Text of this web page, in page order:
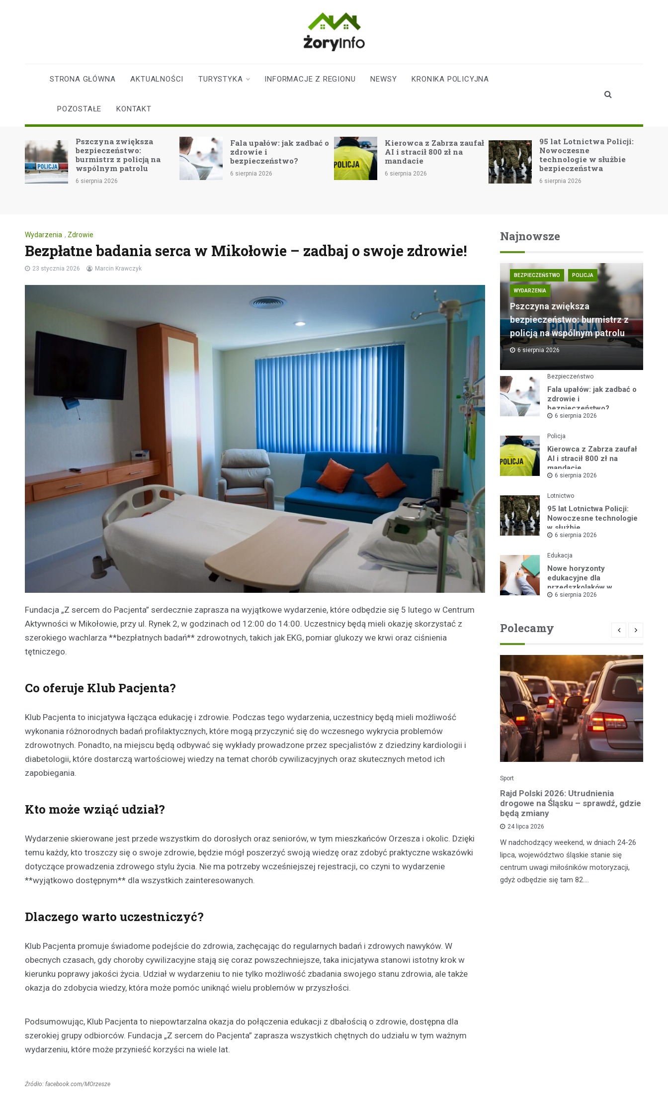
mieszkańców
Żor
STRONA GŁÓWNA AKTUALNOŚCI TURYSTYKA INFORMACJE Z REGIONU NEWSY KRONIKA POLICYJNA
POZOSTAŁE KONTAKT
Pszczyna zwiększa
bezpieczeństwo:
burmistrz z policją na
wspólnym patrolu
6 sierpnia 2026
Fala upałów: jak zadbać o
zdrowie i
bezpieczeństwo?
6 sierpnia 2026
Kierowca z Zabrza zaufał
AI i stracił 800 zł na
mandacie
6 sierpnia 2026
95 lat Lotnictwa Policji:
Nowoczesne
technologie w służbie
bezpieczeństwa
6 sierpnia 2026
Wydarzenia , Zdrowie
Bezpłatne badania serca w Mikołowie – zadbaj o swoje zdrowie!
23 stycznia 2026 Marcin Krawczyk
Fundacja „Z sercem do Pacjenta” serdecznie zaprasza na wyjątkowe wydarzenie, które odbędzie się 5 lutego w Centrum
Aktywności w Mikołowie, przy ul. Rynek 2, w godzinach od 12:00 do 14:00. Uczestnicy będą mieli okazję skorzystać z
szerokiego wachlarza **bezpłatnych badań** zdrowotnych, takich jak EKG, pomiar glukozy we krwi oraz ciśnienia
tętniczego.
Co oferuje Klub Pacjenta?
Klub Pacjenta to inicjatywa łącząca edukację i zdrowie. Podczas tego wydarzenia, uczestnicy będą mieli możliwość
wykonania różnorodnych badań profilaktycznych, które mogą przyczynić się do wczesnego wykrycia problemów
zdrowotnych. Ponadto, na miejscu będą odbywać się wykłady prowadzone przez specjalistów z dziedziny kardiologii i
diabetologii, które dostarczą wartościowej wiedzy na temat chorób cywilizacyjnych oraz skutecznych metod ich
zapobiegania.
Kto może wziąć udział?
Wydarzenie skierowane jest przede wszystkim do dorosłych oraz seniorów, w tym mieszkańców Orzesza i okolic. Dzięki
temu każdy, kto troszczy się o swoje zdrowie, będzie mógł poszerzyć swoją wiedzę oraz zdobyć praktyczne wskazówki
dotyczące prowadzenia zdrowego stylu życia. Nie ma potrzeby wcześniejszej rejestracji, co czyni to wydarzenie
**wyjątkowo dostępnym** dla wszystkich zainteresowanych.
Dlaczego warto uczestniczyć?
Klub Pacjenta promuje świadome podejście do zdrowia, zachęcając do regularnych badań i zdrowych nawyków. W
obecnych czasach, gdy choroby cywilizacyjne stają się coraz powszechniejsze, taka inicjatywa stanowi istotny krok w
kierunku poprawy jakości życia. Udział w wydarzeniu to nie tylko możliwość zbadania swojego stanu zdrowia, ale także
okazja do zdobycia wiedzy, która może pomóc uniknąć wielu problemów w przyszłości.
Podsumowując, Klub Pacjenta to niepowtarzalna okazja do połączenia edukacji z dbałością o zdrowie, dostępna dla
szerokiej grupy odbiorców. Fundacja „Z sercem do Pacjenta” zaprasza wszystkich chętnych do udziału w tym ważnym
wydarzeniu, które może przynieść korzyści na wiele lat.
Źródło: facebook.com/MOrzesze
Najnowsze
BEZPIECZEŃSTWO POLICJA
WYDARZENIA
Pszczyna zwiększa
bezpieczeństwo: burmistrz z
policją na wspólnym patrolu
6 sierpnia 2026
Bezpieczeństwo
Fala upałów: jak zadbać o
zdrowie i
bezpieczeństwo?
6 sierpnia 2026
Policja
Kierowca z Zabrza zaufał
AI i stracił 800 zł na
mandacie
6 sierpnia 2026
Lotnictwo
95 lat Lotnictwa Policji:
Nowoczesne technologie
w służbie
bezpieczeństwa
6 sierpnia 2026
Edukacja
Nowe horyzonty
edukacyjne dla
przedszkolaków w
Publicznym Przedszkolu
6 sierpnia 2026
Polecamy
W minioną niedzielę mieszkańcy
Moszczenicy mieli okazję uczestniczyć w
niezwykłym wydarzeniu, które zakończyło
Sport
Rajd Polski 2026: Utrudnienia
drogowe na Śląsku – sprawdź, gdzie
będą zmiany
24 lipca 2026
W nadchodzący weekend, w dniach 24-26
lipca, województwo śląskie stanie się
centrum uwagi miłośników motoryzacji,
gdyż odbędzie się tam 82.…